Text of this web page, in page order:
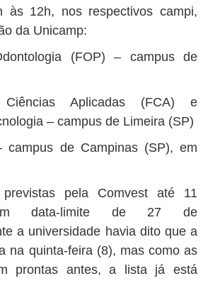
às 12h, nos respectivos campi,
da Unicamp:
(FOP) – campus de
Aplicadas (FCA) e
– campus de Limeira (SP)
campus de Campinas (SP), em
pela Comvest até 11
data-limite de 27 de
a universidade havia dito que a
na quinta-feira (8), mas como as
prontas antes, a lista já está